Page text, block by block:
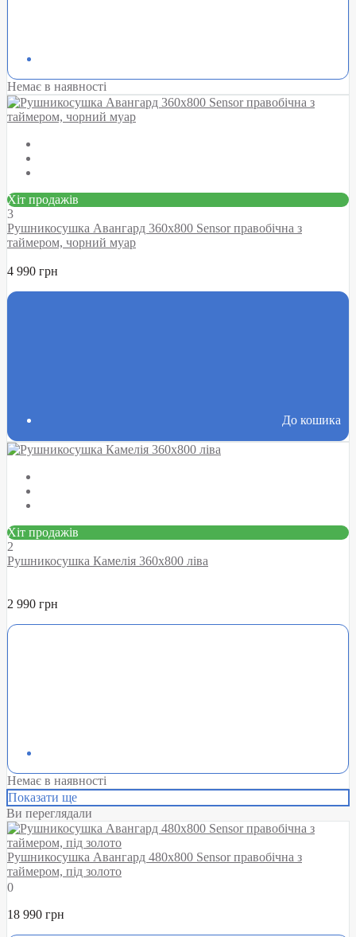
Немає в наявності
Хіт продажів
3
Рушникосушка Авангард 360х800 Sensor правобічна з
таймером, чорний муар
4 990 грн
До кошика
Хіт продажів
2
Рушникосушка Камелія 360х800 ліва
2 990 грн
Немає в наявності
Показати ще
Ви переглядали
Рушникосушка Авангард 480х800 Sensor правобічна з
таймером, під золото
0
18 990 грн